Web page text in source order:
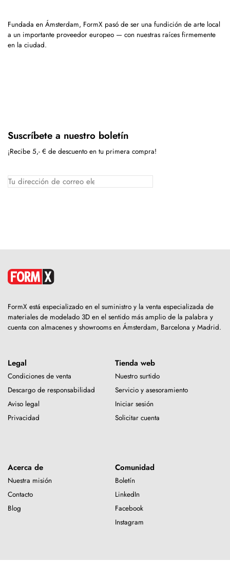
Fundada en Ámsterdam, FormX pasó de ser una fundición de arte local
a un importante proveedor europeo — con nuestras raíces firmemente
en la ciudad.
Suscríbete a nuestro boletín
¡Recibe 5,- € de descuento en tu primera compra!
FormX está especializado en el suministro y la venta especializada de
materiales de modelado 3D en el sentido más amplio de la palabra y
cuenta con almacenes y showrooms en Ámsterdam, Barcelona y Madrid.
Legal
Condiciones de venta
Descargo de responsabilidad
Aviso legal
Privacidad
Tienda web
Nuestro surtido
Servicio y asesoramiento
Iniciar sesión
Solicitar cuenta
Acerca de
Nuestra misión
Contacto
Blog
Comunidad
Boletín
LinkedIn
Facebook
Instagram